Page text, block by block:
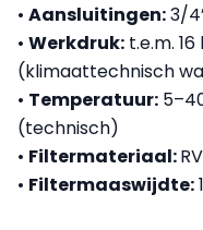
• Aansluitingen:3/
• Werkdruk: t.e.m.
(klimaattechnisch
• Temperatuur:
(technisch)
• Filtermateriaal:
• Filtermaaswijdte: